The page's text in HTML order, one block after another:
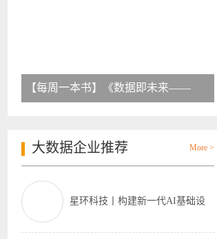
【每周一本书】《数据即未来——
大数据企业推荐 More >
星环科技丨构建新一代AI基础设